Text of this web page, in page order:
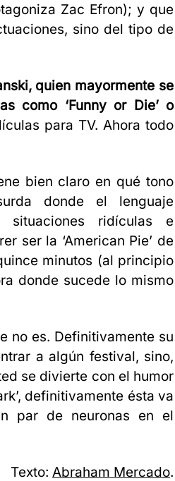
Zac Efron); y que
sino del tipo de
quien mayormente se
como ‘Funny or Die’ o
para TV. Ahora todo
bien claro en qué tono
donde el lenguaje
ridículas e
ser la ‘American Pie’ de
minutos (al principio
donde sucede lo mismo
no es. Definitivamente su
a algún festival, sino,
se divierte con el humor
definitivamente ésta va
par de neuronas en el
Texto: Abraham Mercado.